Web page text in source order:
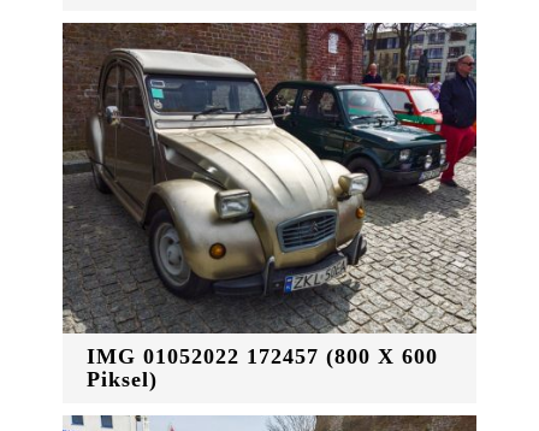
IMG 01052022 172457 (800 X 600
Piksel)